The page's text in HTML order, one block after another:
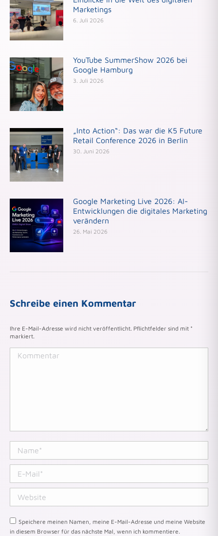
Marketings
6. Juli 2026
YouTube SummerShow 2026 bei
Google Hamburg
3. Juli 2026
„Into Action“: Das war die K5 Future
Retail Conference 2026 in Berlin
30. Juni 2026
Google Marketing Live 2026: AI-
Entwicklungen die digitales Marketing
verändern
26. Mai 2026
Schreibe einen Kommentar
Ihre E-Mail-Adresse wird nicht veröffentlicht. Pflichtfelder sind mit *
markiert.
Kommentar
Name *
E-Mail *
Website
Speichere meinen Namen, meine E-Mail-Adresse und meine Website
in diesem Browser für das nächste Mal, wenn ich kommentiere.